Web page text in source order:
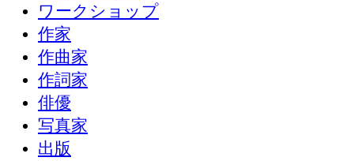
ワークショップ
作家
作曲家
作詞家
俳優
写真家
出版